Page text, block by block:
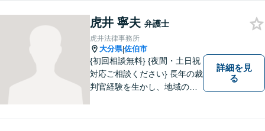
題でお困りの方はぜひご相談
ください。
虎井 寧夫 弁護士
虎井法律事務所
大分県|佐伯市
{初回相談無料} {夜間・土日祝
対応ご相談ください} 長年の裁
判官経験を生かし、地域の皆
詳細を見
る